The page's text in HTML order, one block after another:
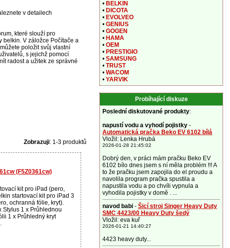
v detailech
které slouží pro
belkin. V záložce Počítače a
položit svůj vlastní
s jejichž pomocí
radost a užitek ze správné
Zobrazuji: 1-3 produktů
(F5Z0361cw)
kit pro iPad (pero,
startovací kit pro iPad 3
ochranná fólie, kryt).
Stylus 1 x Průhlednou
1 x Průhledný kryt
• BELKIN
• DICOTA
• EVOLVEO
• GENIUS
• GOGEN
• HAMA
• OEM
• PRESTIGIO
• SAMSUNG
• TRUST
• WACOM
• YARVIK
Probíhající diskuze
Poslední diskutované produkty:
napustí vodu a vyhodí pojistky -
Automatická pračka Beko EV 6102 bílá
Vložil: Lenka Hrubá
2026-01-28 21:45:02
Dobrý den, v práci mám pračku Beko EV
6102 bílo dnes jsem s ní měla problém !!! A
to že pračku jsem zapojila do el proudu a
navolila program pračka spustila a
napustila vodu a po chvíli vypnula a
vyhodila pojistky v domě . ...
navod babi - Šicí stroj Singer Heavy Duty
SMC 4423/00 Heavy Duty šedý
Vložil: eva kuř
2026-01-21 14:40:27
4423 heavy duty...